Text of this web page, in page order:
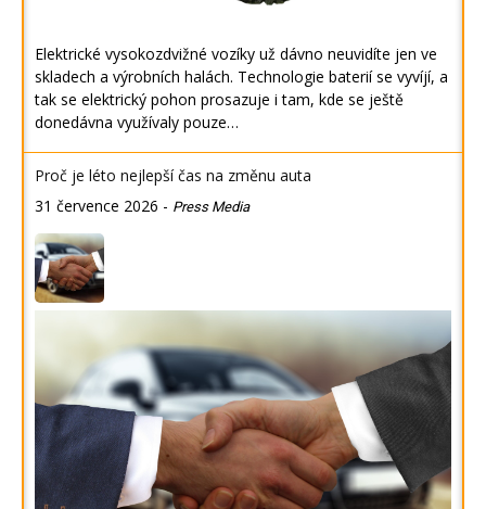
Elektrické vysokozdvižné vozíky už dávno neuvidíte jen ve
skladech a výrobních halách. Technologie baterií se vyvíjí, a
tak se elektrický pohon prosazuje i tam, kde se ještě
donedávna využívaly pouze…
Proč je léto nejlepší čas na změnu auta
31 července 2026 - Press Media